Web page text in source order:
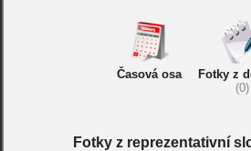
Časová osa
Fotky z
(0)
Fotky z reprezentativní